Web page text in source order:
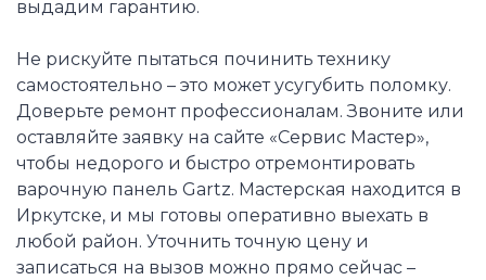
выдадим гарантию.
Не рискуйте пытаться починить технику
самостоятельно – это может усугубить поломку.
Доверьте ремонт профессионалам. Звоните или
оставляйте заявку на сайте «Сервис Мастер»,
чтобы недорого и быстро отремонтировать
варочную панель Gartz. Мастерская находится в
Иркутске, и мы готовы оперативно выехать в
любой район. Уточнить точную цену и
записаться на вызов можно прямо сейчас –